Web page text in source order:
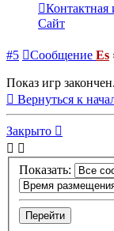
Контактная
Сайт
#5 Сообщение Es
Показ игр закончен.
Вернуться к
Закрыто
Показать: